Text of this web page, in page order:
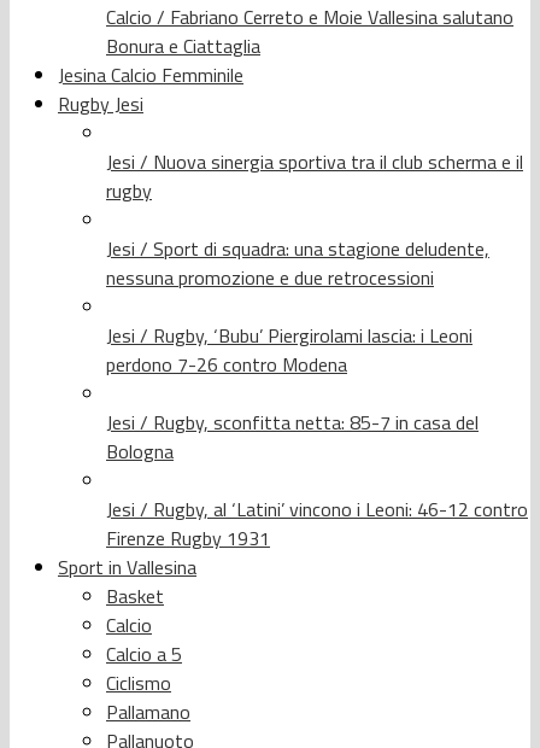
Calcio / Fabriano Cerreto e Moie Vallesina salutano
Bonura e Ciattaglia
Jesina Calcio Femminile
Rugby Jesi
Jesi / Nuova sinergia sportiva tra il club scherma e il
rugby
Jesi / Sport di squadra: una stagione deludente,
nessuna promozione e due retrocessioni
Jesi / Rugby, ‘Bubu’ Piergirolami lascia: i Leoni
perdono 7-26 contro Modena
Jesi / Rugby, sconfitta netta: 85-7 in casa del
Bologna
Jesi / Rugby, al ‘Latini’ vincono i Leoni: 46-12 contro
Firenze Rugby 1931
Sport in Vallesina
Basket
Calcio
Calcio a 5
Ciclismo
Pallamano
Pallanuoto